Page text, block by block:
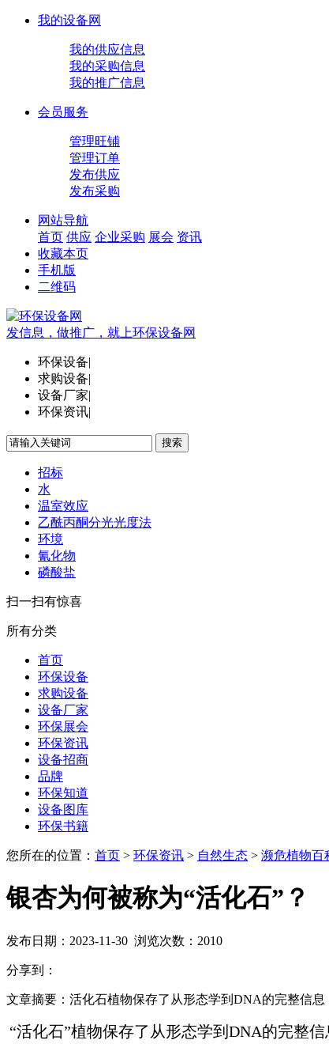
我的设备网
我的供应信息
我的采购信息
我的推广信息
会员服务
管理旺铺
管理订单
发布供应
发布采购
网站导航
首页 供应 企业采购 展会 资讯
收藏本页
手机版
二维码
发信息，做推广，就上环保设备网
环保设备|
求购设备|
设备厂家|
环保资讯|
搜索
招标
水
温室效应
乙酰丙酮分光光度法
环境
氰化物
磷酸盐
扫一扫有惊喜
所有分类
首页
环保设备
求购设备
设备厂家
环保展会
环保资讯
设备招商
品牌
环保知道
设备图库
环保书籍
您所在的位置： 首页 > 环保资讯 > 自然生态 > 濒危植物百
银杏为何被称为“活化石”？
发布日期： 2023-11-30 浏览次数： 2010
分享到：
文章摘要： 活化石植物保存了从形态学到DNA的完整信
“活化石”植物保存了从形态学到DNA的完整